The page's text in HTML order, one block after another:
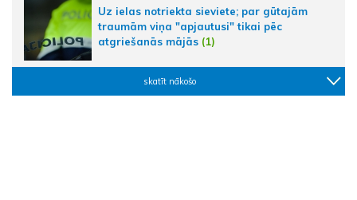
Uz ielas notriekta sieviete; par gūtajām
traumām viņa "apjautusi" tikai pēc
atgriešanās mājās (1)
skatīt nākošo